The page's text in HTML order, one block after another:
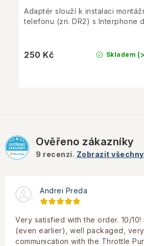
Skladem
250 Kč
Adaptér slouží k instalaci
telefonu (zn. DR2) s Interphone
Ověřeno zákazníky
9 recenzí. Zobrazit
Andrei Preda
Very satisfied with the order. 10/
(even earlier), well packaged,
communication with the Throttle